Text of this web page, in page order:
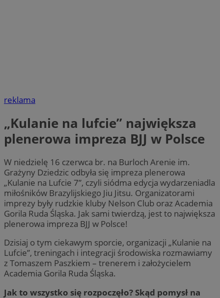
reklama
„Kulanie na lufcie” największa
plenerowa impreza BJJ w Polsce
W niedzielę 16 czerwca br. na Burloch Arenie im.
Grażyny Dziedzic odbyła się impreza plenerowa
„Kulanie na Lufcie 7”, czyli siódma edycja wydarzeniadla
miłośników Brazylijskiego Jiu Jitsu. Organizatorami
imprezy były rudzkie kluby Nelson Club oraz Academia
Gorila Ruda Śląska. Jak sami twierdzą, jest to największa
plenerowa impreza BJJ w Polsce!
Dzisiaj o tym ciekawym sporcie, organizacji „Kulanie na
Lufcie”, treningach i integracji środowiska rozmawiamy
z Tomaszem Paszkiem – trenerem i założycielem
Academia Gorila Ruda Śląska.
Jak to wszystko się rozpoczęło? Skąd pomysł na